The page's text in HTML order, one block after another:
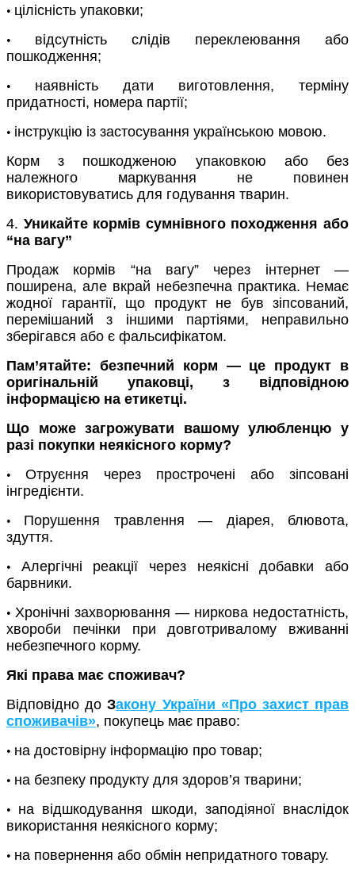
• цілісність упаковки;
• відсутність слідів переклеювання або
пошкодження;
• наявність дати виготовлення, терміну
придатності, номера партії;
• інструкцію із застосування українською мовою.
Корм з пошкодженою упаковкою або без
належного маркування не повинен
використовуватись для годування тварин.
4. Уникайте кормів сумнівного походження або
“на вагу”
Продаж кормів “на вагу” через інтернет —
поширена, але вкрай небезпечна практика. Немає
жодної гарантії, що продукт не був зіпсований,
перемішаний з іншими партіями, неправильно
зберігався або є фальсифікатом.
Пам’ятайте: безпечний корм — це продукт в
оригінальній упаковці, з відповідною
інформацією на етикетці.
Що може загрожувати вашому улюбленцю у
разі покупки неякісного корму?
• Отруєння через прострочені або зіпсовані
інгредієнти.
• Порушення травлення — діарея, блювота,
здуття.
• Алергічні реакції через неякісні добавки або
барвники.
• Хронічні захворювання — ниркова недостатність,
хвороби печінки при довготривалому вживанні
небезпечного корму.
Які права має споживач?
Відповідно доЗакону України «Про захист прав
споживачів», покупець має право:
• на достовірну інформацію про товар;
• на безпеку продукту для здоров’я тварини;
• на відшкодування шкоди, заподіяної внаслідок
використання неякісного корму;
• на повернення або обмін непридатного товару.